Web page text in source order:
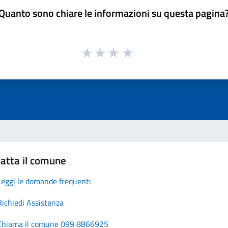
sono chiare le informazioni su questa
il comune
le domande frequenti
Assistenza
il comune 099 8866925